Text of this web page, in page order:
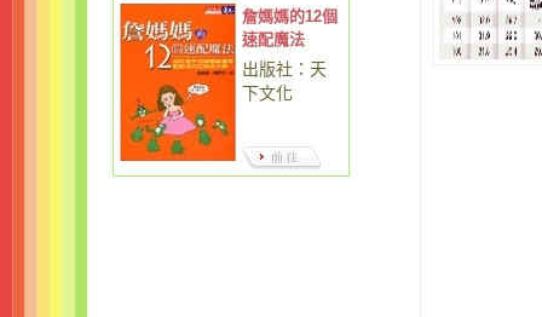
詹媽媽的12個
速配魔法
出版社：天
下文化